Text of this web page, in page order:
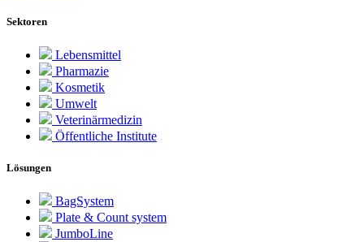
Sektoren
Lebensmittel
Pharmazie
Kosmetik
Umwelt
Veterinärmedizin
Öffentliche Institute
Lösungen
BagSystem
Plate & Count system
JumboLine